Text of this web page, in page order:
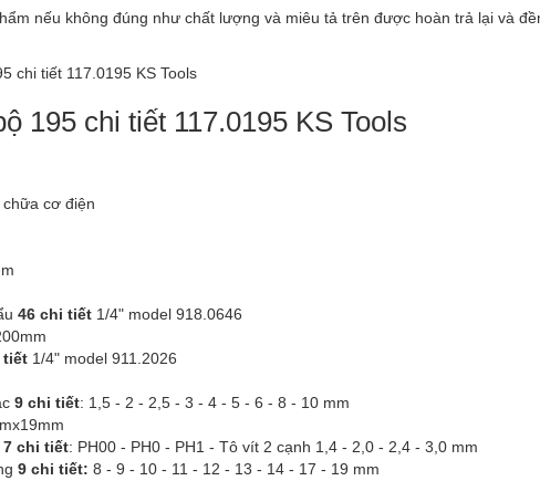
nếu không đúng như chất lượng và miêu tả trên được hoàn trả lại và
195 chi tiết 117.0195 KS Tools
cơ điện
46 chi tiết1/4" model 918.0646
tiết1/4" model 911.2026
9 chi tiết: 1,5 - 2 - 2,5 - 3 - 4 - 5 - 6 - 8 - 10 mm
7 chi tiết: PH00 - PH0 - PH1 - Tô vít 2 cạnh 1,4 - 2,0 - 2,4 - 3,0 mm
9 chi tiết: 8 - 9 - 10 - 11 - 12 - 13 - 14 - 17 - 19 mm